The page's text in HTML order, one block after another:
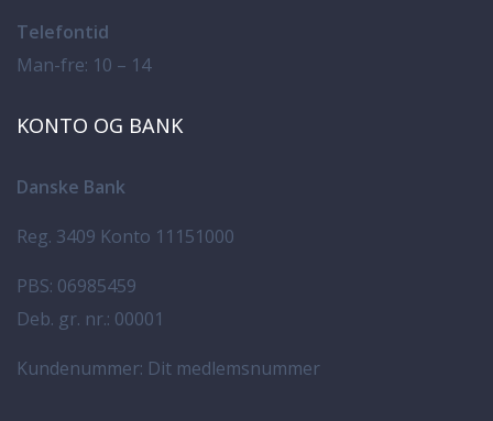
Telefontid
Man-fre: 10 – 14
KONTO OG BANK
Danske Bank
Reg. 3409 Konto 11151000
PBS: 06985459
Deb. gr. nr.: 00001
Kundenummer: Dit medlemsnummer